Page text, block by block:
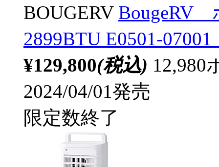
BOUGERV BougeRV
2899BTU E0501-
¥129,800(税込) 12,980
2024/04/01発売
限定数終了